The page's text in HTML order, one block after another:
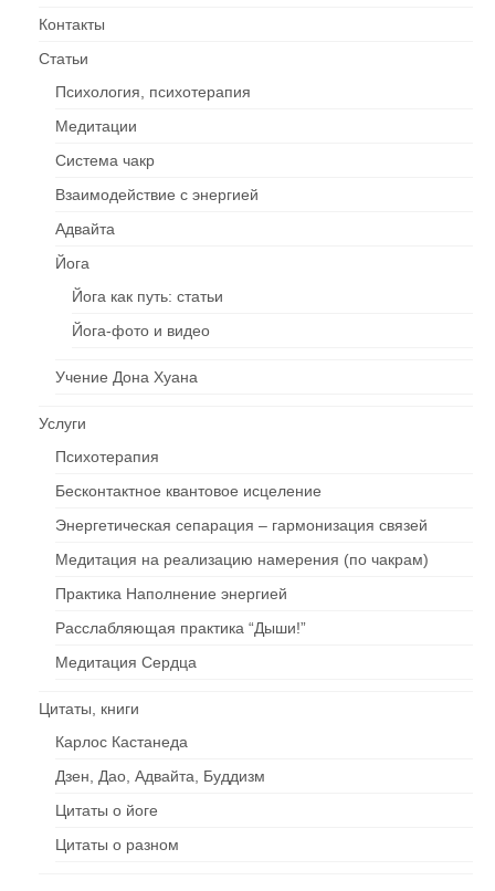
Контакты
Cтатьи
Психология, психотерапия
Медитации
Система чакр
Взаимодействие c энергией
Адвайта
Йога
Йога как путь: статьи
Йога-фото и видео
Учение Дона Хуана
Услуги
Психотерапия
Бесконтактное квантовое исцеление
Энергетическая сепарация – гармонизация связей
Медитация на реализацию намерения (по чакрам)
Практика Наполнение энергией
Расслабляющая практика “Дыши!”
Медитация Сердца
Цитаты, книги
Карлос Кастанеда
Дзен, Дао, Адвайта, Буддизм
Цитаты о йоге
Цитаты о разном